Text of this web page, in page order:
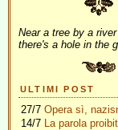
Near a tree by a river
there's a hole in the
ULTIMI POST
27/7 Opera sì,
14/7 La parola